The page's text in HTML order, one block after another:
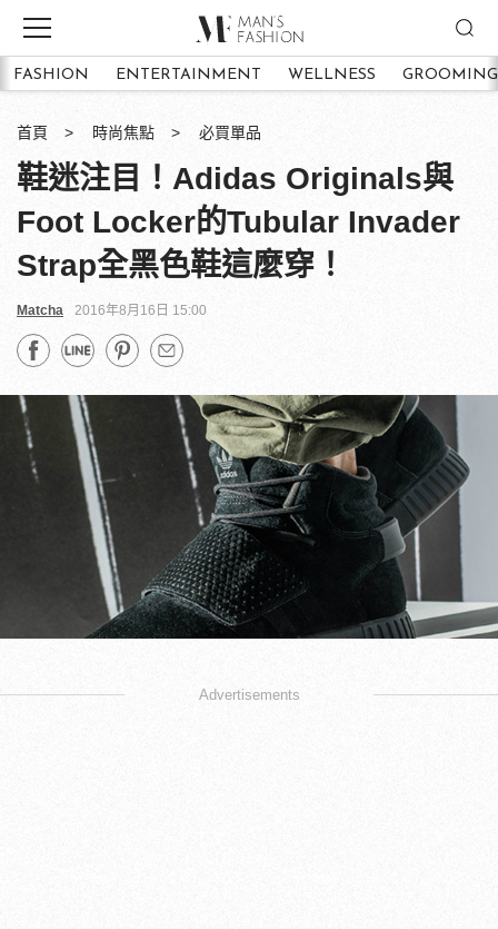
FASHION ENTERTAINMENT WELLNESS GROOMING
首頁 時尚焦點 必買單品
鞋迷注目！Adidas Originals與
Foot Locker的Tubular Invader
Strap全黑色鞋這麼穿！
Matcha 2016年8月16日 15:00
Advertisements